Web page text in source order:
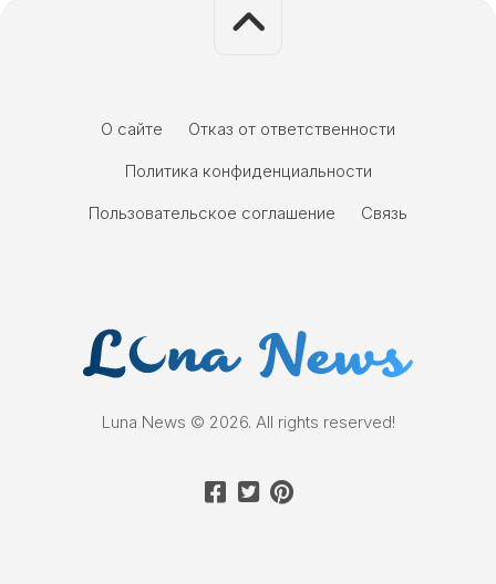
О сайте
Отказ от ответственности
Политика конфиденциальности
Пользовательское соглашение
Связь
Luna News © 2026. All rights reserved!